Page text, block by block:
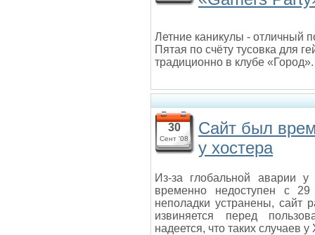
Летние каникулы - отличный
Пятая по счёту тусовка для
традиционно в клубе «Город».
30
Сент '08
Сайт был
у хостера
Из-за глобальной аварии
временно недоступен с
неполадки устранены, сайт
извиняется перед
надеется, что таких случаев